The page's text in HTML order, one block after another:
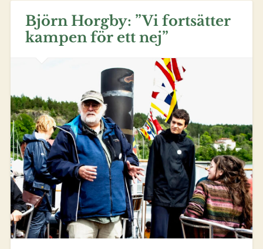
Björn Horgby: ”Vi fortsätter
kampen för ett nej”